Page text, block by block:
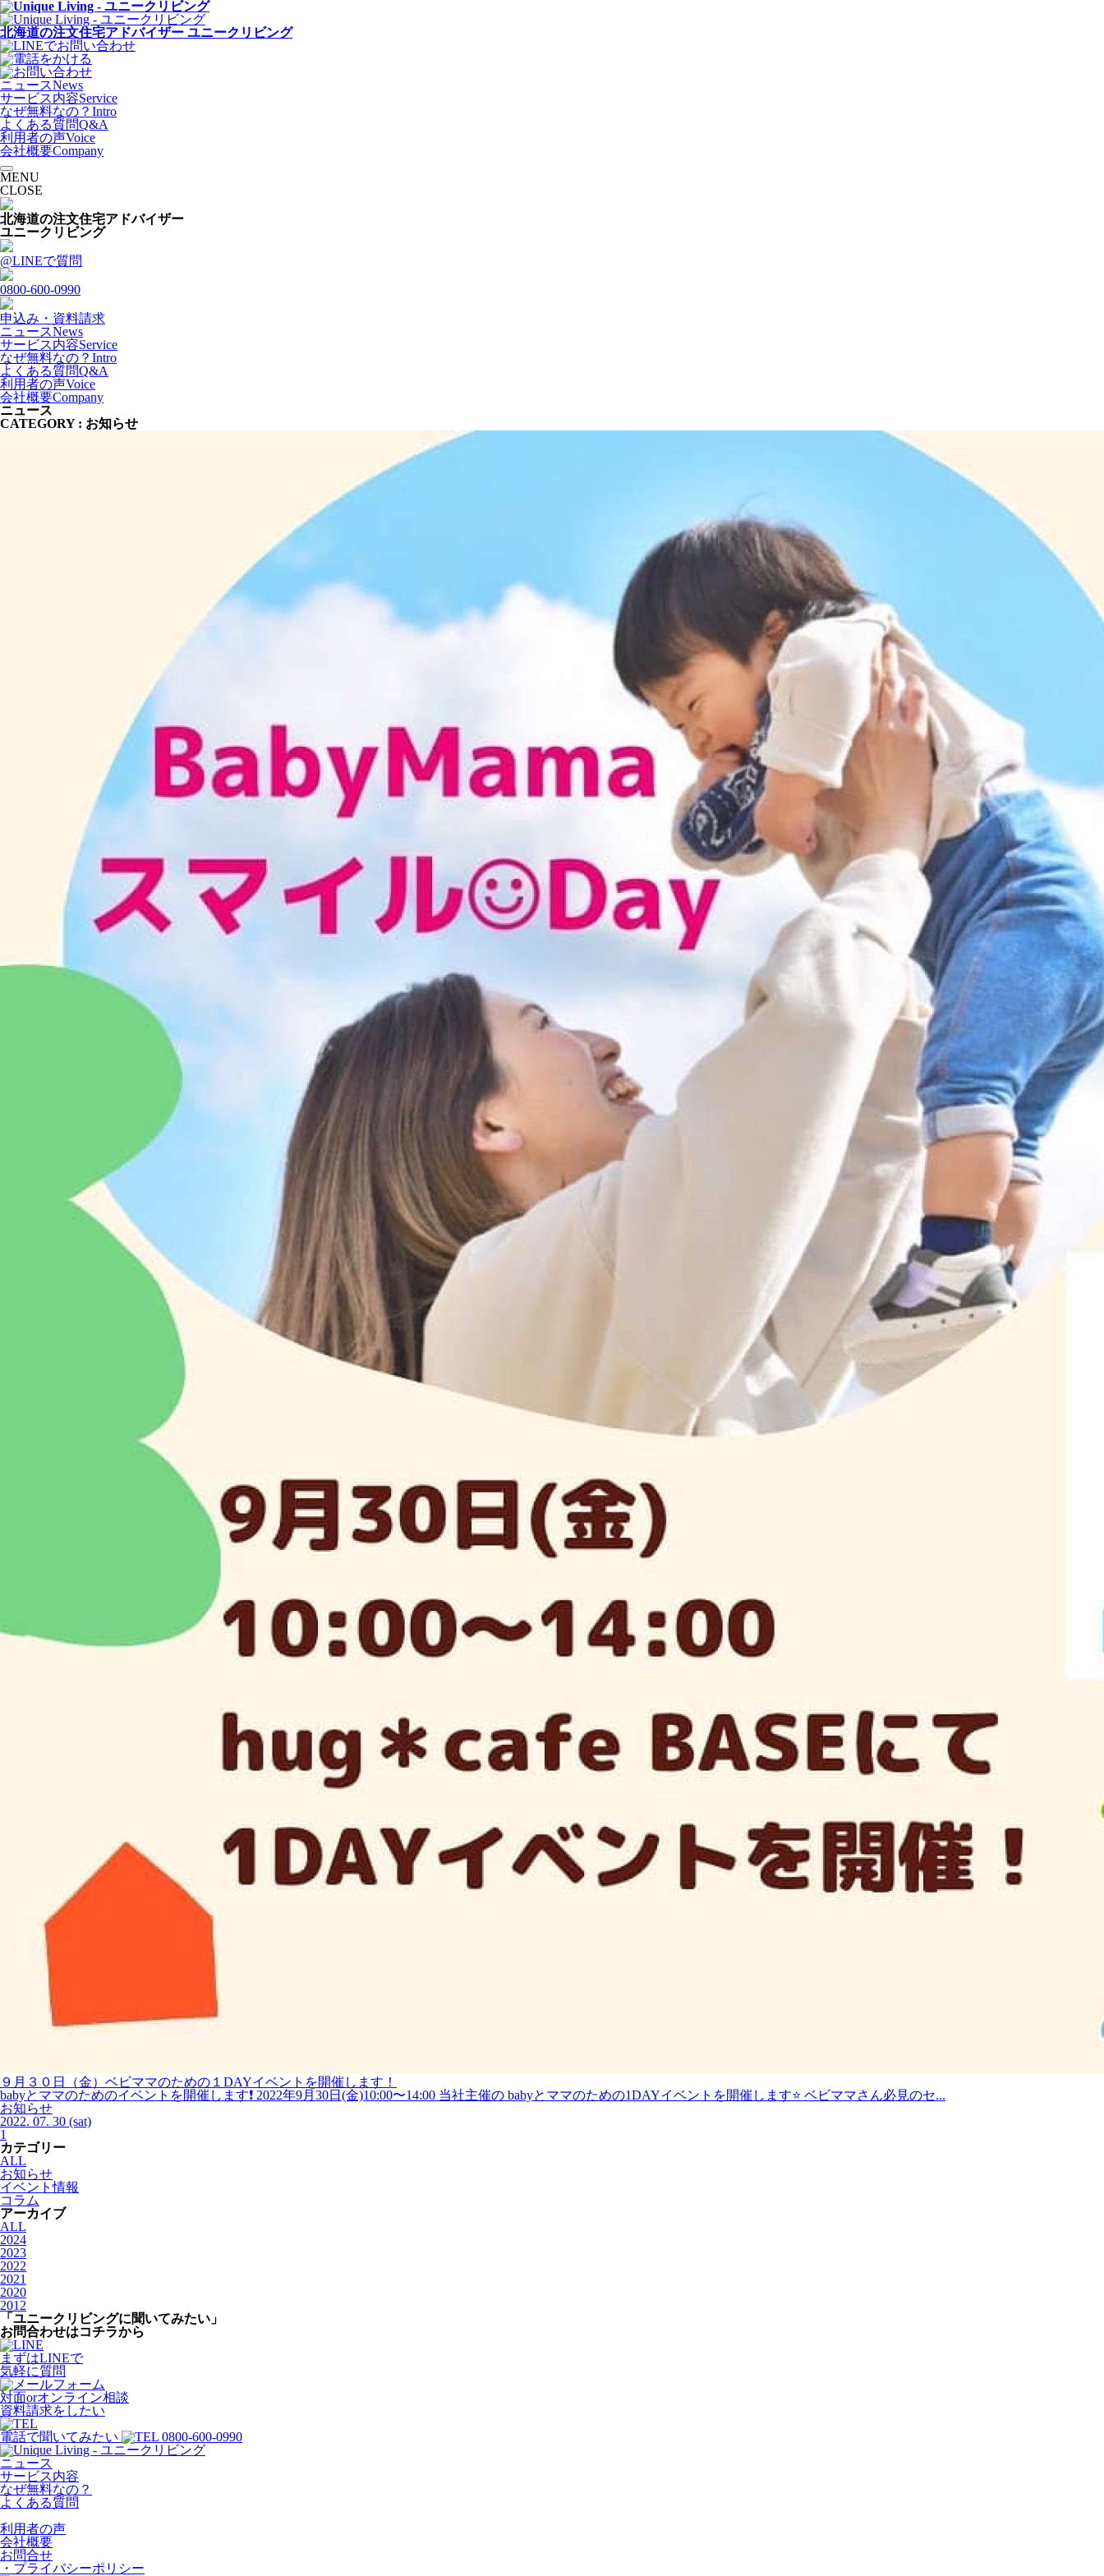
北海道の注文住宅アドバイザー ユニークリビング
ニュースNews
サービス内容Service
なぜ無料なの？ Intro
よくある質問Q&A
利用者の声Voice
会社概要Company
MENU
CLOSE
北海道の注文住宅アドバイザー
ユニークリビング
@LINEで質問
0800-600-0990
申込み・資料請求
ニュースNews
サービス内容Service
なぜ無料なの？ Intro
よくある質問Q&A
利用者の声Voice
会社概要Company
ニュース
CATEGORY: お知らせ
９月３０日 （金） ベビママのための１DAYイベントを開催します！
babyとママのためのイベントを開催します❗️ 2022年9月30日(金)10:00〜14:00 当社主催の babyとママのための1DAYイベントを開催します⭐️ ベビママさん必見のセ...
お知らせ
2022. 07. 30 (sat)
1
カテゴリー
ALL
お知らせ
イベント情報
コラム
アーカイブ
ALL
2024
2023
2022
2021
2020
2012
「ユニークリビングに聞いてみたい」
お問合わせはコチラから
まずはLINEで
気軽に質問
対面orオンライン相談
資料請求をしたい
電話で聞いてみたい
ニュース
サービス内容
なぜ無料なの？
よくある質問
利用者の声
会社概要
お問合せ
・プライバシーポリシー